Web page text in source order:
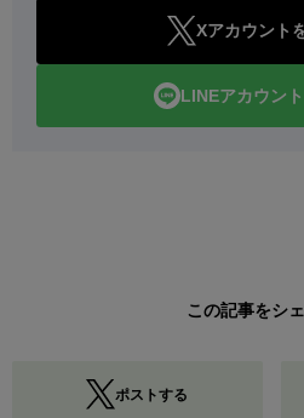
Xアカウント
LINEアカウン
この記事をシ
ポストする